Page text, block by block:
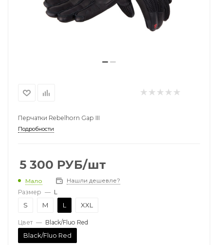
Перчатки Rebelhorn Gap III
Подробности
5 300 РУБ/шт
Мало
Нашли дешевле?
Размер — L
S M L XXL
Цвет — Black/Fluo Red
Black/Fluo Red